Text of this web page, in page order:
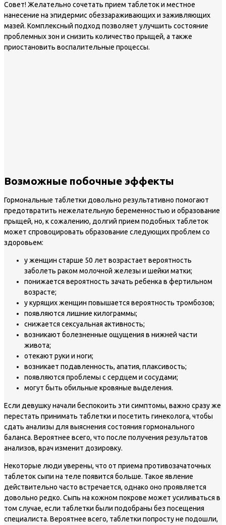
Совет!Желательно сочетать прием таблеток и местное
нанесение на эпидермис обеззараживающих и заживляющих
мазей. Комплексный подход позволяет улучшить состояние
проблемных зон и снизить количество прыщей, а также
приостановить воспалительные процессы.
Возможные побочные эффекты
Гормональные таблетки довольно результативно помогают
предотвратить нежелательную беременностью и образование
прыщей, но, к сожалению, долгий прием подобных таблеток
может спровоцировать образование следующих проблем со
здоровьем:
у женщин старше 50 лет возрастает вероятность
заболеть раком молочной железы и шейки матки;
понижается вероятность зачать ребенка в фертильном
возрасте;
у курящих женщин повышается вероятность тромбозов;
появляются лишние килограммы;
снижается сексуальная активность;
возникают болезненные ощущения в нижней части
живота;
отекают руки и ноги;
возникает подавленность, апатия, плаксивость;
появляются проблемы с сердцем и сосудами;
могут быть обильные кровяные выделения.
Если девушку начали беспокоить эти симптомы, важно сразу же
перестать принимать таблетки и посетить гинеколога, чтобы
сдать анализы для выяснения состояния гормонального
баланса. Вероятнее всего, что после получения результатов
анализов, врач изменит дозировку.
Некоторые люди уверены, что от приема противозачаточных
таблеток сыпи на теле появится больше. Такое явление
действительно часто встречается, однако оно проявляется
довольно редко. Сыпь на кожном покрове может усиливаться в
том случае, если таблетки были подобраны без посещения
специалиста. Вероятнее всего, таблетки попросту не подошли,